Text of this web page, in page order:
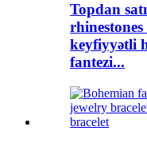
Topdan
keyfiyyətli
fantezi...